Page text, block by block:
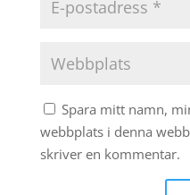
Spara mitt namn,
webbplats i denna
skriver en kommentar.